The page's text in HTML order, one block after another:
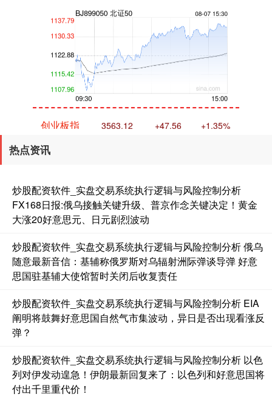
创业板指
基金指数 7242.10 +12.30 +0.17%
国债指数 229.69 +0.10 +0.04%
热点资讯
炒股配资软件_实盘交易系统执行逻辑与风险控制分析
FX168日报:俄乌接触关键升级、普京作念关键决定！黄金
大涨20好意思元、日元剧烈波动
炒股配资软件_实盘交易系统执行逻辑与风险控制分析 俄乌
随意最新音信：基辅称俄罗斯对乌辐射洲际弹谈导弹 好意
思国驻基辅大使馆暂时关闭后收复责任
炒股配资软件_实盘交易系统执行逻辑与风险控制分析 EIA
阐明将鼓舞好意思国自然气市集波动，异日是否出现看涨反
弹？
炒股配资软件_实盘交易系统执行逻辑与风险控制分析 以色
列对伊发动遑急！伊朗最新回复来了：以色列和好意思国将
付出千里重代价！